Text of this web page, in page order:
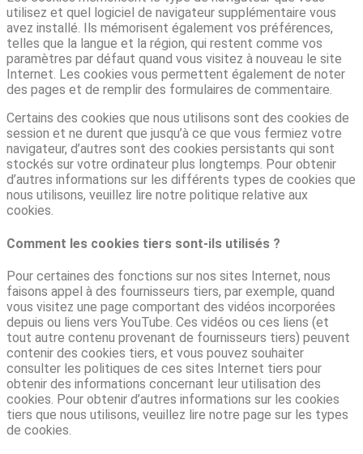
utilisez et quel logiciel de navigateur supplémentaire vous
avez installé. Ils mémorisent également vos préférences,
telles que la langue et la région, qui restent comme vos
paramètres par défaut quand vous visitez à nouveau le site
Internet. Les cookies vous permettent également de noter
des pages et de remplir des formulaires de commentaire.
Certains des cookies que nous utilisons sont des cookies de
session et ne durent que jusqu’à ce que vous fermiez votre
navigateur, d’autres sont des cookies persistants qui sont
stockés sur votre ordinateur plus longtemps. Pour obtenir
d’autres informations sur les différents types de cookies que
nous utilisons, veuillez lire notre politique relative aux
cookies.
Comment les cookies tiers sont-ils utilisés ?
Pour certaines des fonctions sur nos sites Internet, nous
faisons appel à des fournisseurs tiers, par exemple, quand
vous visitez une page comportant des vidéos incorporées
depuis ou liens vers YouTube. Ces vidéos ou ces liens (et
tout autre contenu provenant de fournisseurs tiers) peuvent
contenir des cookies tiers, et vous pouvez souhaiter
consulter les politiques de ces sites Internet tiers pour
obtenir des informations concernant leur utilisation des
cookies. Pour obtenir d’autres informations sur les cookies
tiers que nous utilisons, veuillez lire notre page sur les types
de cookies.